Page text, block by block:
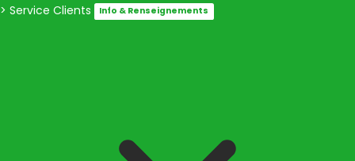
> Service Clients Info & Renseignements